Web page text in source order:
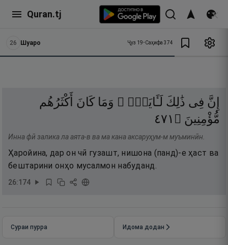
Quran.tj
26 Шуаро Ҷуз 19•Саҳифа 374
إِنَّ فِى ذَٰلِكَ لَـَٔايَةًۭ ۖ وَمَا كَانَ أَكْثَرُهُم
مُّؤْمِنِينَ ۝ ١٧٤
Инна фӣ залика ла аята-в ва ма кана аксаруҳум-м муъминӣн.
Ҳаройина, дар он чӣ гузашт, нишона (панд)-е ҳаст ва
бештарини онҳо мусалмон набуданд.
26:174
Сураи пурра Идома додан